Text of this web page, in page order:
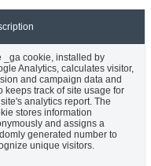
_ga cookie, installed by
Analytics, calculates visitor,
and campaign data and
keeps track of site usage for
analytics report. The
stores information
and assigns a
generated number to
unique visitors.